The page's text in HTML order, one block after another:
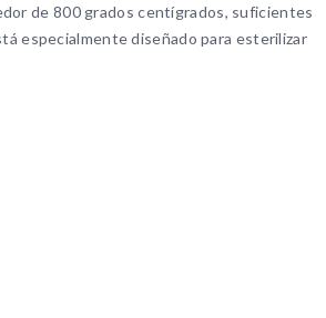
de 800 grados centígrados, suficientes
especialmente diseñado para esterilizar